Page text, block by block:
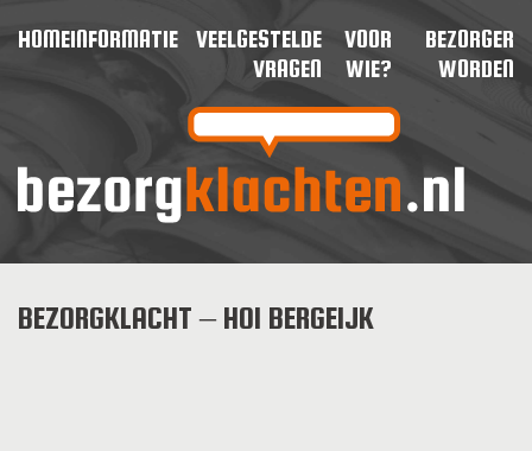
HOMEINFORMATIE
VEELGESTELDE
VRAGEN
VOOR
WIE?
BEZORGER
WORDEN
BEZORGKLACHT – HOI BERGEIJK